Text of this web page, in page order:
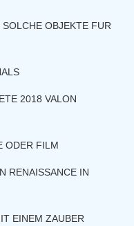
OBJEKTE FUR
2018 VALON
ODER FILM
RENAISSANCE IN
EINEM ZAUBER